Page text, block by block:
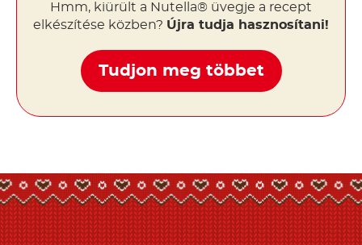
Hmm, kiürült a Nutella® üvegje a recept
elkészítése közben? Újra tudja hasznosítani!
Tudjon meg többet